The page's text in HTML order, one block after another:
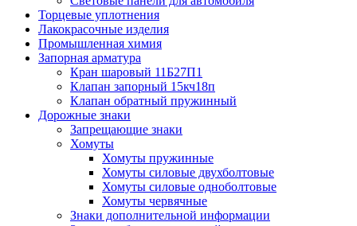
Торцевые уплотнения
Лакокрасочные изделия
Промышленная химия
Запорная арматура
Кран шаровый 11Б27П1
Клапан запорный 15кч18п
Клапан обратный пружинный
Дорожные знаки
Запрещающие знаки
Хомуты
Хомуты пружинные
Хомуты силовые двухболтовые
Хомуты силовые одноболтовые
Хомуты червячные
Знаки дополнительной информации